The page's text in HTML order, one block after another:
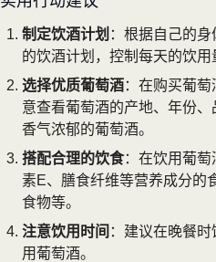
制定饮酒计划 ：根据自己的
的饮酒计划，控制每天的饮用
选择优质葡萄酒：在购买葡
意查看葡萄酒的产地、年份、
香气浓郁的葡萄酒。
搭配合理的饮食：在饮用葡萄
素E、膳食纤维等营养成分的
食物等。
注意饮用时间 ：建议在晚餐
用葡萄酒。